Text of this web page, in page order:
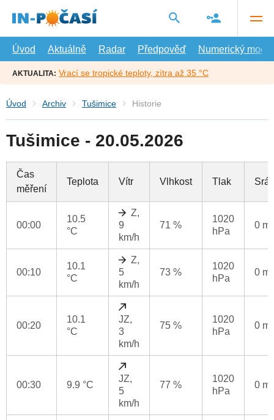
hlavní
Úvod
Aktuálně Radar Předpověď Numerický model
AKTUALITA: Vrací se tropické teploty, zítra až 35 °C
Úvod Archiv Tušimice Historie
Tušimice - 20.05.2026
Čas
měření
Teplota Vítr Vlhkost Tlak
00:00
10.5
°C
Z,
9
km/h
71 %
1020
hPa
0
00:10
10.1
°C
Z,
5
km/h
73 %
1020
hPa
0
00:20
10.1
°C
JZ,
3
km/h
75 %
1020
hPa
0
00:30 9.9 °C
JZ,
5
km/h
77 %
1020
hPa
0